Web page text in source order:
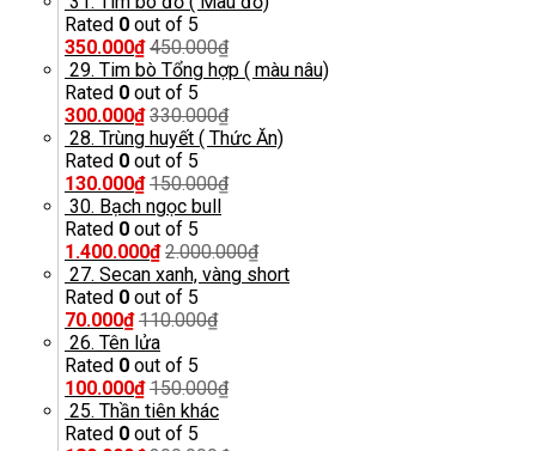
Rated 0 out of 5
350.000₫ 450.000₫
29. Tim bò Tổng hợp ( màu nâu)
Rated 0 out of 5
300.000₫ 330.000₫
28. Trùng huyết ( Thức Ăn)
Rated 0 out of 5
130.000₫ 150.000₫
30. Bạch ngọc bull
Rated 0 out of 5
1.400.000₫ 2.000.000₫
27. Secan xanh, vàng short
Rated 0 out of 5
70.000₫ 110.000₫
26. Tên lửa
Rated 0 out of 5
100.000₫ 150.000₫
25. Thần tiên khác
Rated 0 out of 5